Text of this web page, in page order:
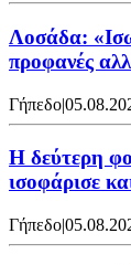
Λοσάδα:
προφανές
Γήπεδο|
Η δεύτερη
ισοφάρισε
Γήπεδο|